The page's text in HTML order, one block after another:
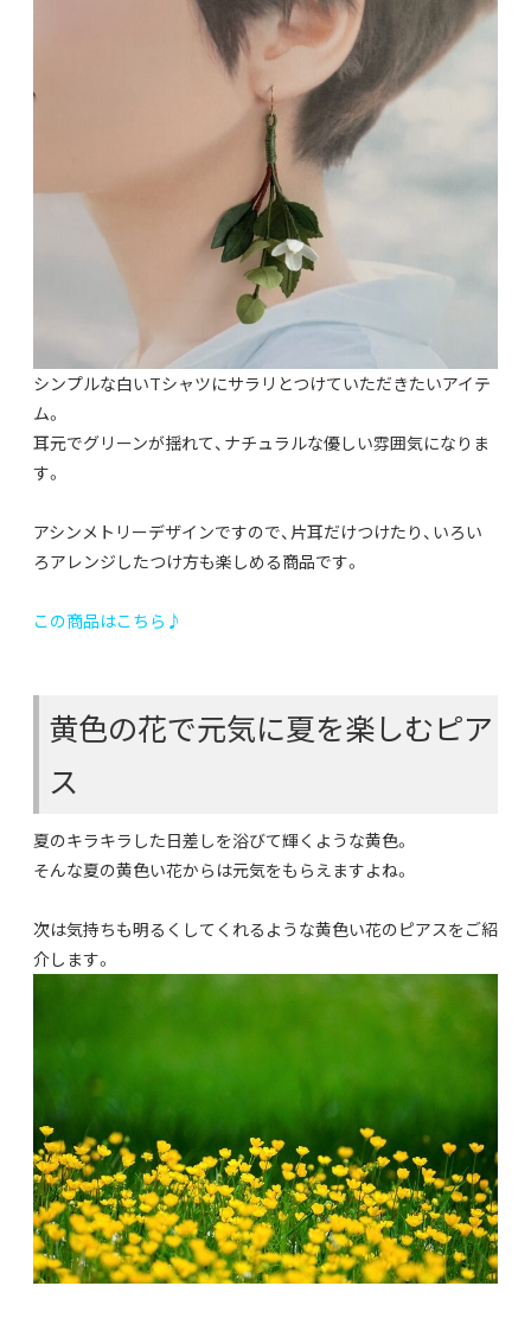
シンプルな白いTシャツにサラリとつけていただきたいアイテ
ム。
耳元でグリーンが揺れて、ナチュラルな優しい雰囲気になりま
す。
アシンメトリーデザインですので、片耳だけつけたり、いろい
ろアレンジしたつけ方も楽しめる商品です。
この商品はこちら♪
黄色の花で元気に夏を楽しむピア
ス
夏のキラキラした日差しを浴びて輝くような黄色。
そんな夏の黄色い花からは元気をもらえますよね。
次は気持ちも明るくしてくれるような黄色い花のピアスをご紹
介します。